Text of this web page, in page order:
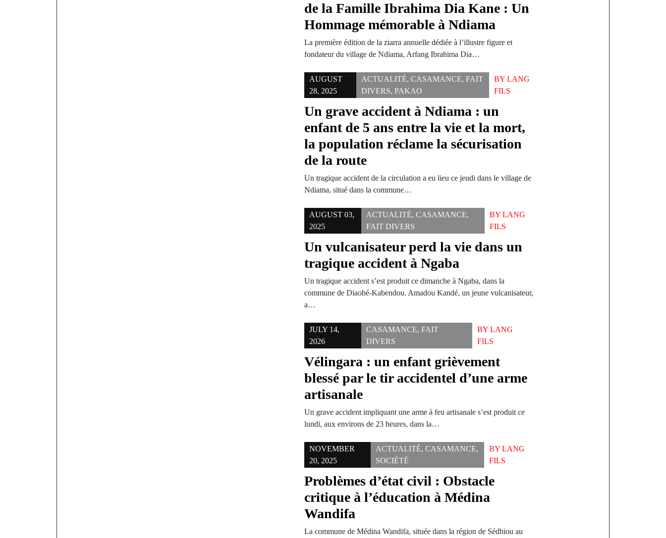
de la Famille Ibrahima Dia Kane : Un
Hommage mémorable à Ndiama
La première édition de la ziarra annuelle dédiée à l’illustre figure et
fondateur du village de Ndiama, Arfang Ibrahima Dia…
AUGUST
28, 2025
ACTUALITÉ, CASAMANCE, FAIT
DIVERS, PAKAO
BY LANG
FILS
Un grave accident à Ndiama : un
enfant de 5 ans entre la vie et la mort,
la population réclame la sécurisation
de la route
Un tragique accident de la circulation a eu lieu ce jeudi dans le village de
Ndiama, situé dans la commune…
AUGUST 03,
2025
ACTUALITÉ, CASAMANCE,
FAIT DIVERS
BYLANG
FILS
Un vulcanisateur perd la vie dans un
tragique accident à Ngaba
Un tragique accident s’est produit ce dimanche à Ngaba, dans la
commune de Diaobé-Kabendou. Amadou Kandé, un jeune vulcanisateur,
a…
JULY 14,
2026
CASAMANCE, FAIT
DIVERS
BY LANG
FILS
Vélingara : un enfant grièvement
blessé par le tir accidentel d’une arme
artisanale
Un grave accident impliquant une arme à feu artisanale s’est produit ce
lundi, aux environs de 23 heures, dans la…
NOVEMBER
20, 2025
ACTUALITÉ,CASAMANCE,
SOCIÉTÉ
BYLANG
FILS
Problèmes d’état civil : Obstacle
critique à l’éducation à Médina
Wandifa
La commune de Médina Wandifa, située dans la région de Sédhiou au